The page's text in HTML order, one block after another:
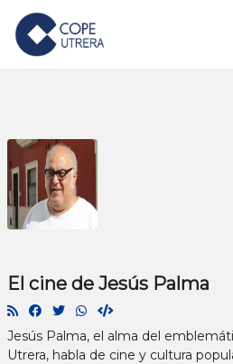
El cine de Jesús Palma
Jesús Palma, el alma del
Utrera, habla de cine y cultura